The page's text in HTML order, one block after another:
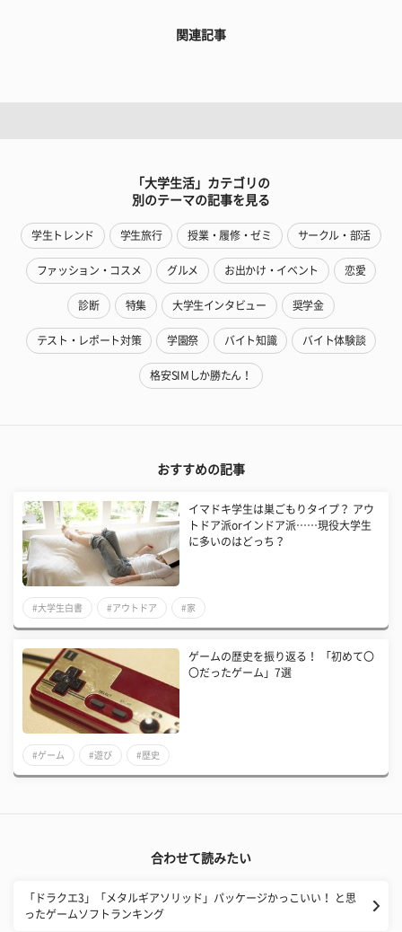
関連記事
「大学生活」カテゴリの
別のテーマの記事を見る
学生トレンド 学生旅行 授業・履修・ゼミ サークル・部活
ファッション・コスメ グルメ お出かけ・イベント 恋愛
診断 特集 大学生インタビュー 奨学金
テスト・レポート対策 学園祭 バイト知識 バイト体験談
格安SIMしか勝たん！
おすすめの記事
イマドキ学生は巣ごもりタイプ？ アウ
トドア派orインドア派……現役大学生
に多いのはどっち？
#大学生白書 #アウトドア #家
ゲームの歴史を振り返る！ 「初めて〇
〇だったゲーム」7選
#ゲーム #遊び #歴史
合わせて読みたい
「ドラクエ3」「メタルギアソリッド」パッケージかっこいい！ と思
ったゲームソフトランキング